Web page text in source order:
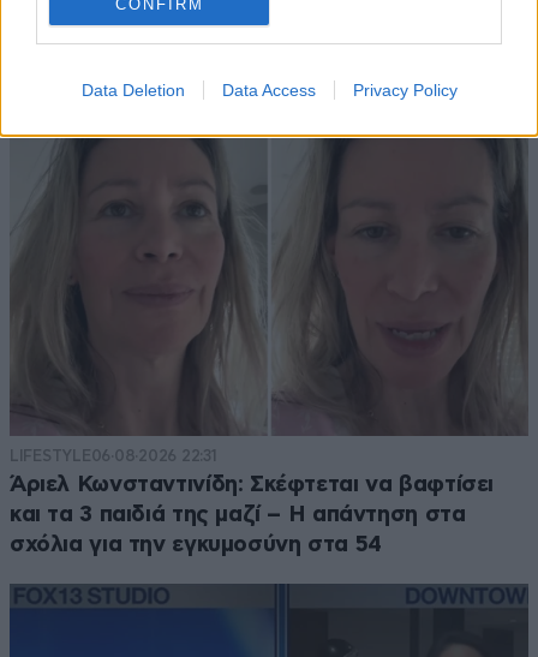
CONFIRM
Data Deletion Data Access Privacy Policy
φωτογραφικό άλμπουμ των διακοπών τους σε
Μύκονο και Τήνο
LIFESTYLE06·08·2026 22:31
Άριελ Κωνσταντινίδη: Σκέφτεται να βαφτίσει
και τα 3 παιδιά της μαζί – Η απάντηση στα
σχόλια για την εγκυμοσύνη στα 54